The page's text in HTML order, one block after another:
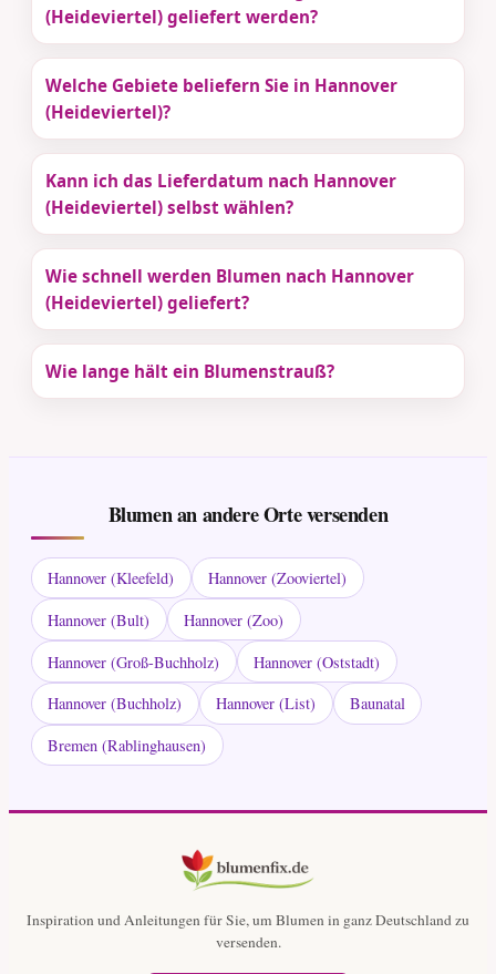
(Heideviertel) geliefert werden?
Welche Gebiete beliefern Sie in Hannover
(Heideviertel)?
Kann ich das Lieferdatum nach Hannover
(Heideviertel) selbst wählen?
Wie schnell werden Blumen nach Hannover
(Heideviertel) geliefert?
Wie lange hält ein Blumenstrauß?
Blumen an andere Orte versenden
Hannover (Kleefeld)
Hannover (Zooviertel)
Hannover (Bult)
Hannover (Zoo)
Hannover (Groß-Buchholz)
Hannover (Oststadt)
Hannover (Buchholz)
Hannover (List)
Baunatal
Bremen (Rablinghausen)
Inspiration und Anleitungen für Sie, um Blumen in ganz Deutschland zu
versenden.